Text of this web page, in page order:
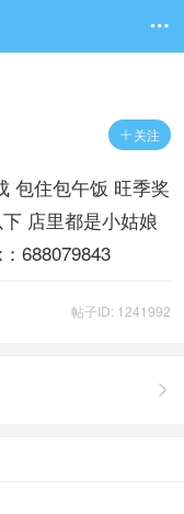

 关注
包住包午饭 旺季奖
店里都是小姑娘
688079843
帖子ID: 1241992
